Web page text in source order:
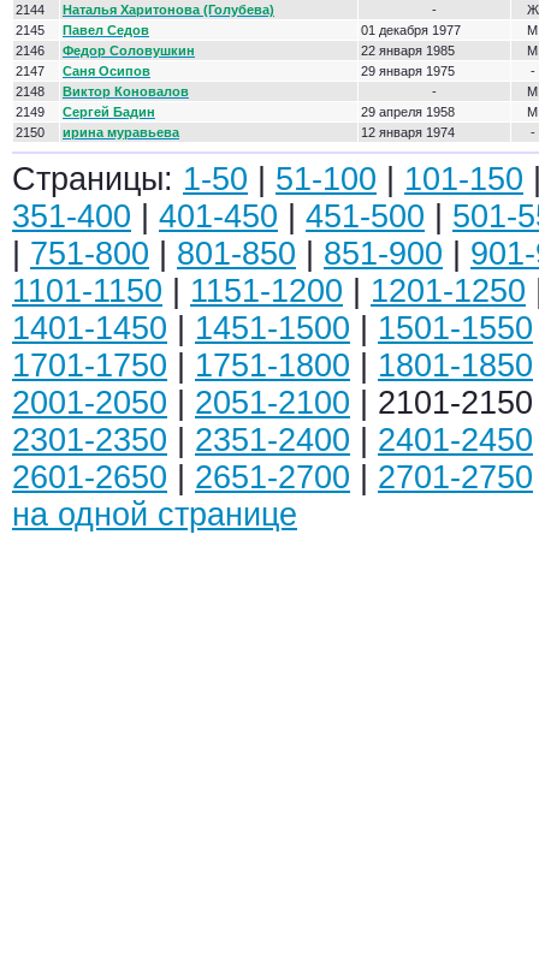
2144
Наталья Харитонова (Голубева) -
Ж
2145
Павел Седов 01 декабря 1977
М
2146
Федор Соловушкин 22 января 1985
М
2147
Саня Осипов 29 января 1975
-
2148
Виктор Коновалов -
М
2149
Сергей Бадин 29 апреля 1958
М
2150
ирина муравьева 12 января 1974 -
Страницы: 1-50 51-100 101-150
351-400
401-450 451-500
501-
751-800 801-850 851-900
1101-1150
1151-1200 1201-1250
1401-1450
1451-1500 1501-1550
1701-1750
1751-1800 1801-1850
2001-2050
2051-2100 | 2101-
2301-2350
2351-2400 2401-2450
2601-2650
2651-2700 2701-2750
на одной странице